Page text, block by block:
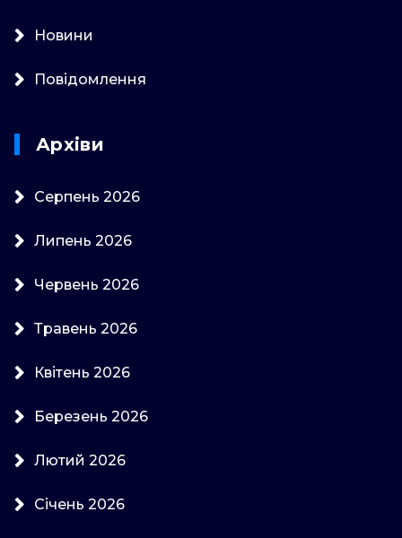
Новини
Повідомлення
Архіви
Серпень 2026
Липень 2026
Червень 2026
Травень 2026
Квітень 2026
Березень 2026
Лютий 2026
Січень 2026